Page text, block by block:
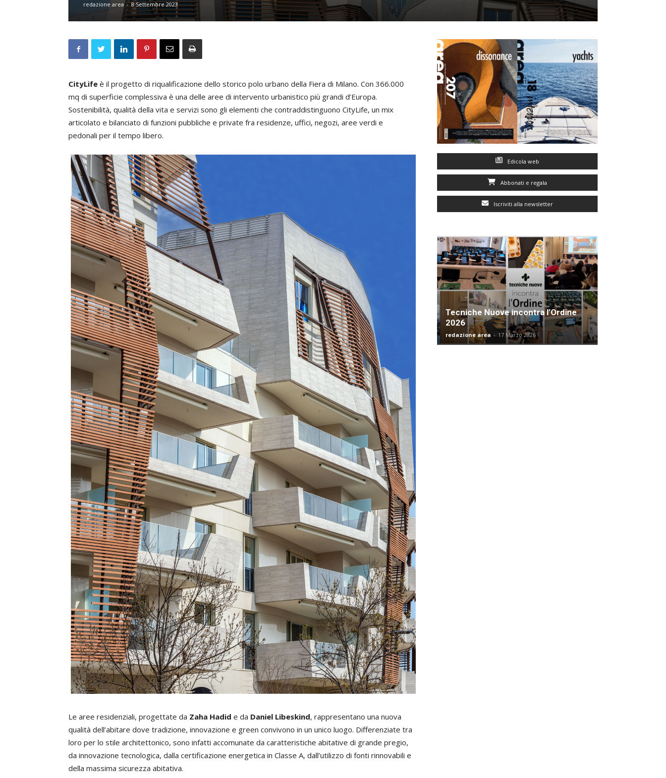
redazione area - 8 Settembre 2023
CityLife è il progetto di riqualificazione dello storico polo urbano della Fiera di Milano. Con 366.000
mq di superficie complessiva è una delle aree di intervento urbanistico più grandi d’Europa.
Sostenibilità, qualità della vita e servizi sono gli elementi che contraddistinguono CityLife, un mix
articolato e bilanciato di funzioni pubbliche e private fra residenze, uffici, negozi, aree verdi e
pedonali per il tempo libero.
Le aree residenziali, progettate da Zaha Hadid e da Daniel Libeskind, rappresentano una nuova
qualità dell’abitare dove tradizione, innovazione e green convivono in un unico luogo. Differenziate tra
loro per lo stile architettonico, sono infatti accomunate da caratteristiche abitative di grande pregio,
da innovazione tecnologica, dalla certificazione energetica in Classe A, dall’utilizzo di fonti rinnovabili e
della massima sicurezza abitativa.
Edicola web
Abbonati e regala
Iscriviti alla newsletter
Tecniche Nuove incontra l’Ordine
2026
redazione area - 17 Marzo 2026